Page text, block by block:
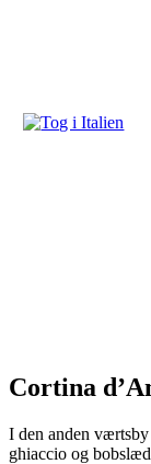
Cortina
I den anden
ghiaccio og